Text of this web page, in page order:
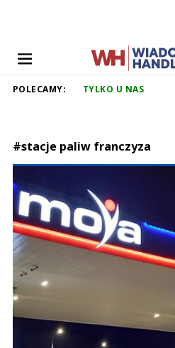
POLECAMY: TYLKO U NAS
#stacje paliw franczyza